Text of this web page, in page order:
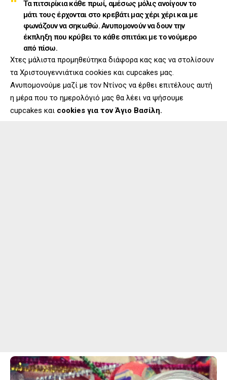
Τα πιτσιρίκια κάθε πρωί, αμέσως μόλις ανοίγουν το
μάτι τους έρχονται στο κρεβάτι μας χέρι χέρι και με
φωνάζουν να σηκωθώ. Ανυπομονούν να δουν την
έκπληξη που κρύβει το κάθε σπιτάκι με το νούμερο
από πίσω.
Χτες μάλιστα προμηθεύτηκα διάφορα κας κας να στολίσουν
τα Χριστουγεννιάτικα cookies και cupcakes μας.
Aνυπομονούμε μαζί με τον Ντίνος να έρθει επιτέλους αυτή
η μέρα που το ημερολόγιό μας θα λέει να ψήσουμε
cupcakes και cookies για τον Άγιο Βασίλη.